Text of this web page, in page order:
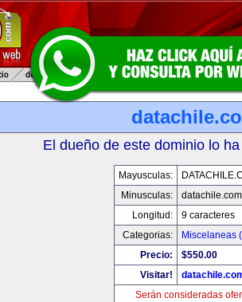
El dueño de este dominio lo
Mayusculas:
Minusculas:
datachile.com
Longitud:
9 caracteres
Categorias:
Miscelaneas
Precio:
$550.00
Visitar!
Serán consideradas